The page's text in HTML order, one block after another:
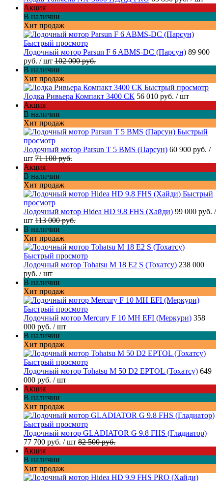
Акция
В наличии
Хит продаж
Быстрый просмотр
Лодочный мотор Parsun F 6 ABMS-DC (Парсун) 89 900
руб. / шт 102 000 руб.
В наличии
Хит продаж
Быстрый просмотр
Лодка Ривьера Компакт 3400 СК 56 010 руб. / шт
Акция
В наличии
Хит продаж
Быстрый
просмотр
Лодочный мотор Parsun T 5 BMS (Парсун) 60 900 руб. /
шт 71 100 руб.
Акция
В наличии
Хит продаж
Быстрый
просмотр
Лодочный мотор Hidea HD 9.8 FHS (Хайди) 99 000 руб. /
шт 113 000 руб.
В наличии
Хит продаж
Быстрый просмотр
Лодочный мотор Tohatsu M 18 E2 S (Тохатсу) 238 000
руб. / шт
В наличии
Хит продаж
Быстрый просмотр
Лодочный мотор Mercury F 10 MH EFI (Меркури) 358
000 руб. / шт
В наличии
Хит продаж
Быстрый просмотр
Лодочный мотор Tohatsu M 50 D2 EPTOL (Тохатсу) 649
000 руб. / шт
Акция
В наличии
Хит продаж
Быстрый просмотр
Лодочный мотор GLADIATOR G 9.8 FHS (Гладиатор)
77 700 руб. / шт 82 500 руб.
Акция
В наличии
Хит продаж